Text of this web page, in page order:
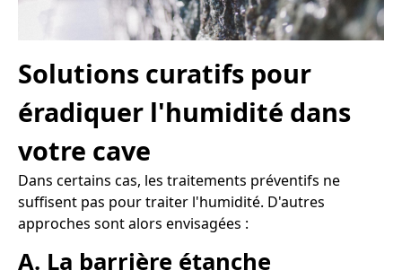
Solutions curatifs pour
éradiquer l'humidité dans
votre cave
Dans certains cas, les traitements préventifs ne
suffisent pas pour traiter l'humidité. D'autres
approches sont alors envisagées :
A. La barrière étanche